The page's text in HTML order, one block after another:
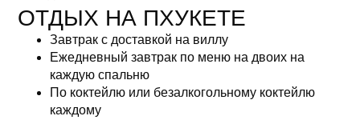
ОТДЫХ НА ПХУКЕТЕ
Завтрак с доставкой на виллу
Ежедневный завтрак по меню на двоих на
каждую спальню
По коктейлю или безалкогольному коктейлю
каждому